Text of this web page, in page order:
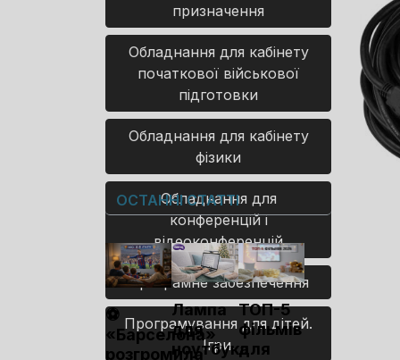
призначення
Обладнання для кабінету
початкової військової
підготовки
Обладнання для кабінету
фізики
Обладнання для
конференцій і
відеоконференцій
Програмне забезпечення
Програмування для дітей.
Ігри.
ОСТАННІ СТАТТІ
⚽
«Барселона»
розгромила
Лампа
для
ноутбука
ТОП-5
фільмів
для